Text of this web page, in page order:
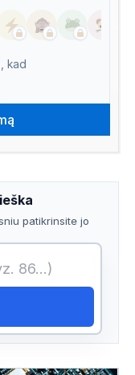
kad
patikrinsite jo